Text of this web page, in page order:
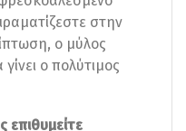
στην
ο μύλος
ο πολύτιμος
επιθυμείτε